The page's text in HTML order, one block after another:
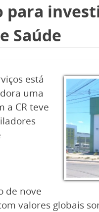
Saúde
está
uma
a CR teve
de nove
valores globais